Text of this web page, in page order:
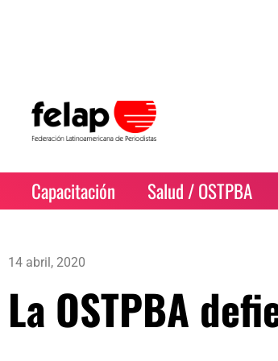
Capacitación Salud / OSTPBA
14 abril, 2020
La OSTPBA